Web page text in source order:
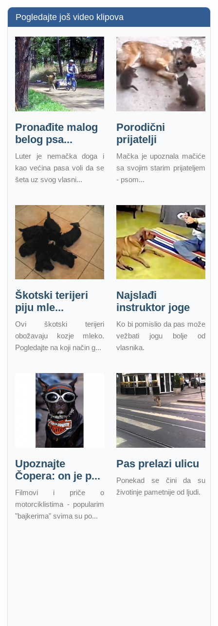
Pogledajte još video klipova
Pronađite malog
belog psa...
Luter je nemačka doga i
kao većina pasa voli da se
šeta uz svog vlasni...
Porodični
prijatelji
Mačka je upoznala mačiće
sa svojim starim prijateljem
- psom...
Škotski terijeri
piju mle...
Ovi škotski terijeri
obožavaju kozje mleko.
Pogledajte na koji način g...
Najslađi
instruktor joge
Ko bi pomislio da pas može
vežbati jogu bolje od
vlasnika.
Upoznajte
Čopera: on je p...
Filmovi i priče o
motorciklistima - popularim
"bajkerima" svima su po...
Pas prelazi ulicu
Ponekad se čini da su
životinje pametnije od ljudi.